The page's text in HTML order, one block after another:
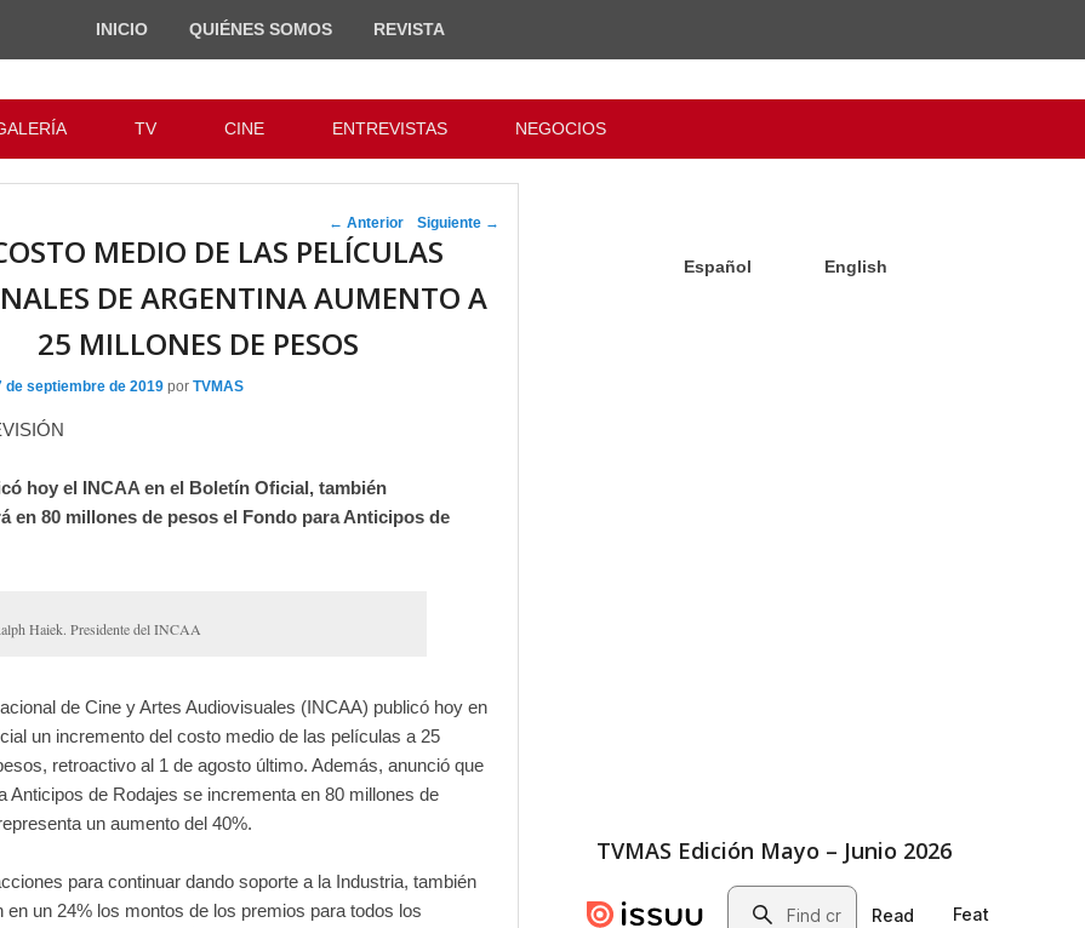
INICIO QUIÉNES SOMOS REVISTA
TV CINE ENTREVISTAS NEGOCIOS
Navegador de
artículos
← Anterior Siguiente →
MEDIO DE LAS PELÍCULAS
DE ARGENTINA AUMENTO A
25 MILLONES DE PESOS
de septiembre de 2019 por TVMAS
hoy el INCAA en el Boletín Oficial, también
en 80 millones de pesos el Fondo para Anticipos de
Haiek. Presidente del INCAA
de Cine y Artes Audiovisuales (INCAA) publicó hoy en
un incremento del costo medio de las películas a 25
retroactivo al 1 de agosto último. Además, anunció que
Anticipos de Rodajes se incrementa en 80 millones de
un aumento del 40%.
para continuar dando soporte a la Industria, también
en un 24% los montos de los premios para todos los
Español English
TVMAS Edición Mayo – Junio 2026